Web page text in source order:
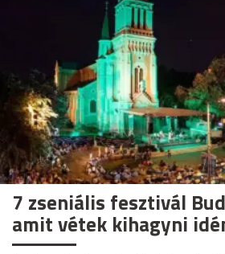
7 zseniális fesztivál
amit vétek kihagyni